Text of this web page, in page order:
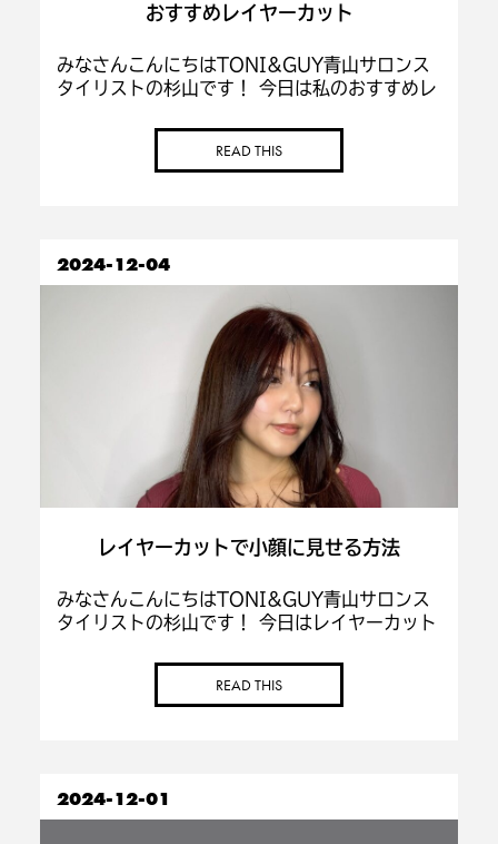
おすすめレイヤーカット
みなさんこんにちはTONI&GUY青山サロンス
タイリストの杉山です！ 今日は私のおすすめレ
レイヤーが入り、後ろは重ためのスタイルにな
ってます！ 前髪も流れやすい長めの前 […]
READ THIS
2024-12-04
レイヤーカットで小顔に見せる方法
みなさんこんにちはTONI&GUY青山サロンス
タイリストの杉山です！ 今日はレイヤーカット
レイヤーカットはストレートでも巻いても決ま
るスタイリングですが、顔まわりは外巻 […]
READ THIS
2024-12-01